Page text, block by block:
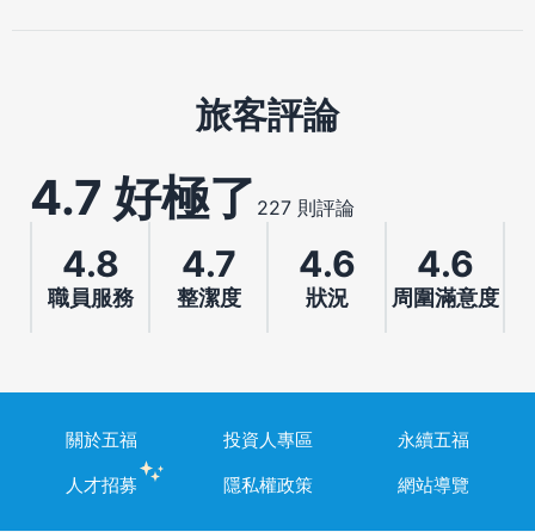
旅客評論
4.7 好極了 227 則評論
4.8
職員服務
4.7
整潔度
4.6
狀況
4.6
周圍滿意度
關於五福 投資人專區
永續五福
人才招募
隱私權政策 網站導覽